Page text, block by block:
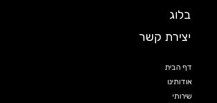
בלוג
יצירת קשר
דף הבית
אודותינו
שירותי